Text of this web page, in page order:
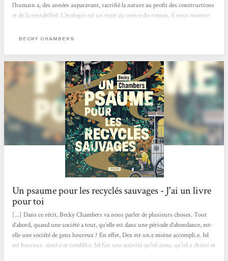
l’humain a, des années auparavant, sacrifié la nature au profit des constructions
et de la rentabilité. L’écologie est un sujet au centre du roman, il nous montre
ils la respectent et vivent en harmonie avec elle.Un autre point qui revient dans
besoin d’objectifs, d’un but pour...
BECKY CHAMBERS
Un psaume pour les recyclés sauvages - J'ai un livre
pour toi
[...] Dans ce récit, Becky Chambers va nous parler de plusieurs choses. Tout
d’abord, quand une société a tout, qu’elle est dans une période d’abondance, est-
elle une société de gens heureux ? En effet, Dex est un.e moine accompli.e. Iel
est heureux, aimé.e et comblé.e. Iel fait une activité qu’iel aime, qu’iel a choisi et